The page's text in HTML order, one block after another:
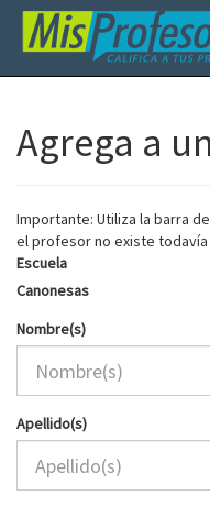
Agrega a
Importante: Utiliza la barra
el profesor no existe
Escuela
Canonesas
Nombre(s)
Apellido(s)